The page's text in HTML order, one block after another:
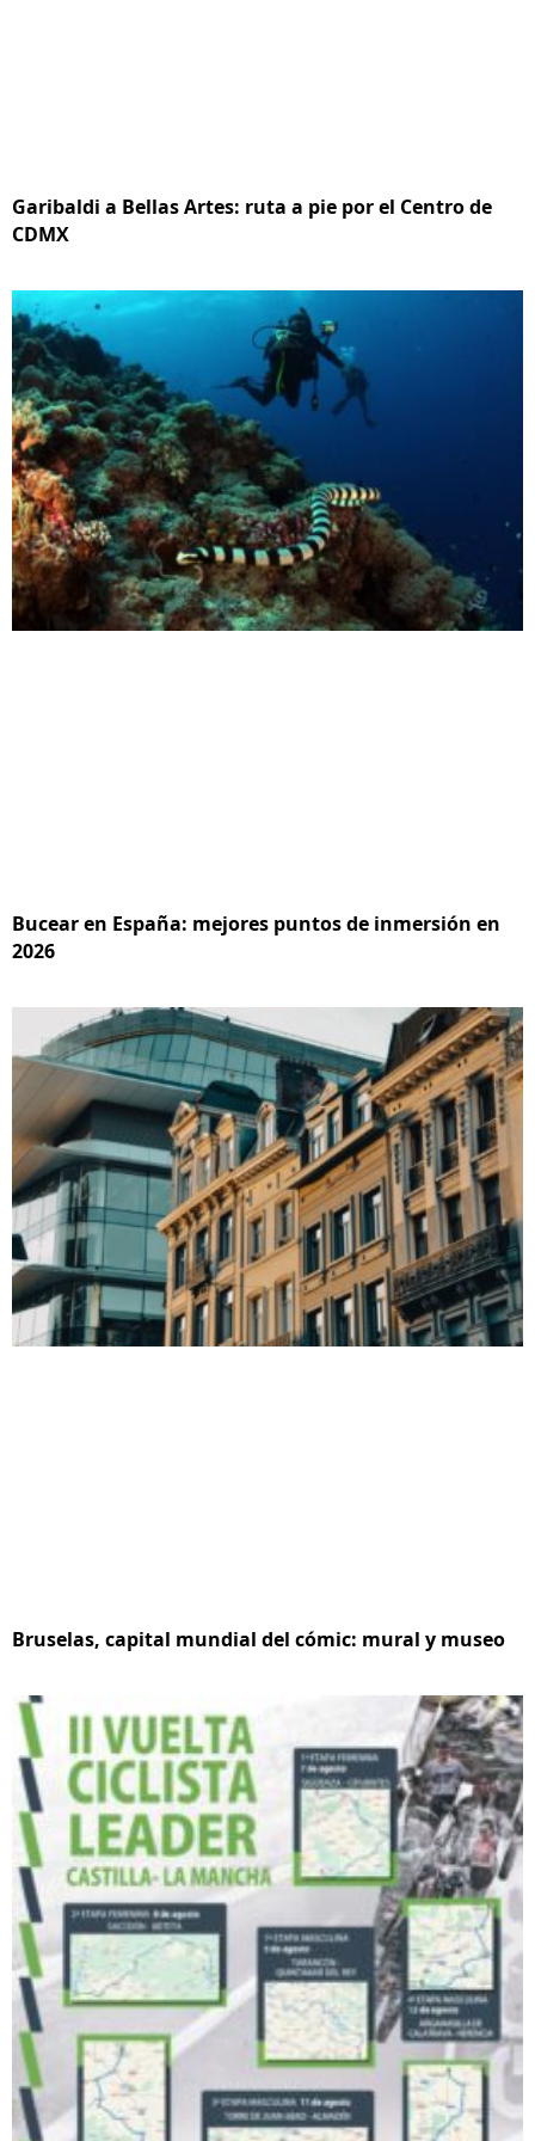
Garibaldi a Bellas Artes: ruta a pie por el Centro de
CDMX
Bucear en España: mejores puntos de inmersión en
2026
Bruselas, capital mundial del cómic: mural y museo